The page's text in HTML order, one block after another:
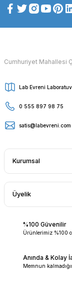
Cumhuriyet Mahallesi
Lab Evreni
0 555 897 98 75
satis@labevreni.com
Kurumsal
Üyelik
%100 Güvenilir
Ürünlerimiz %100
Anında & Kolay
Memnun